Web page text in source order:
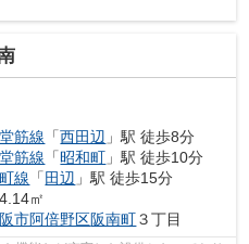
筋線 「西田辺 」駅 徒歩8分
筋線 「昭和町 」駅 徒歩10分
線 「 田辺 」駅 徒歩15分
㎡
市阿倍野区阪南町３丁目